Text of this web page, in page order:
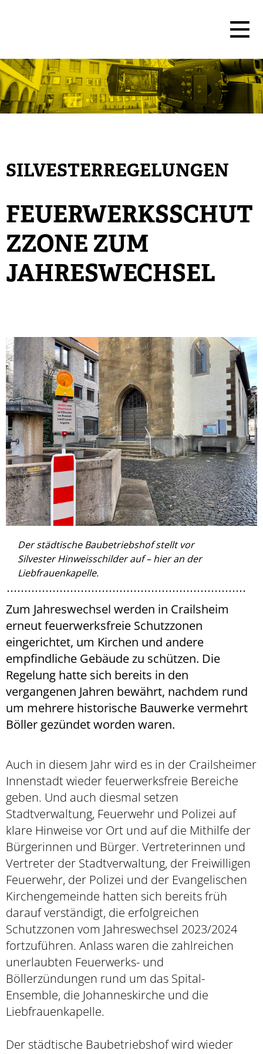
SILVESTERREGELUNGEN
FEUERWERKSSCHUT
ZZONE ZUM
JAHRESWECHSEL
Der städtische Baubetriebshof stellt vor
Silvester Hinweisschilder auf – hier an der
Liebfrauenkapelle.
Zum Jahreswechsel werden in Crailsheim
erneut feuerwerksfreie Schutzzonen
eingerichtet, um Kirchen und andere
empfindliche Gebäude zu schützen. Die
Regelung hatte sich bereits in den
vergangenen Jahren bewährt, nachdem rund
um mehrere historische Bauwerke vermehrt
Böller gezündet worden waren.
Auch in diesem Jahr wird es in der Crailsheimer
Innenstadt wieder feuerwerksfreie Bereiche
geben. Und auch diesmal setzen
Stadtverwaltung, Feuerwehr und Polizei auf
klare Hinweise vor Ort und auf die Mithilfe der
Bürgerinnen und Bürger. Vertreterinnen und
Vertreter der Stadtverwaltung, der Freiwilligen
Feuerwehr, der Polizei und der Evangelischen
Kirchengemeinde hatten sich bereits früh
darauf verständigt, die erfolgreichen
Schutzzonen vom Jahreswechsel 2023/2024
fortzuführen. Anlass waren die zahlreichen
unerlaubten Feuerwerks- und
Böllerzündungen rund um das Spital-
Ensemble, die Johanneskirche und die
Liebfrauenkapelle.
Der städtische Baubetriebshof wird wieder